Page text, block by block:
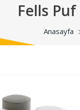
Fells
Anasayfa